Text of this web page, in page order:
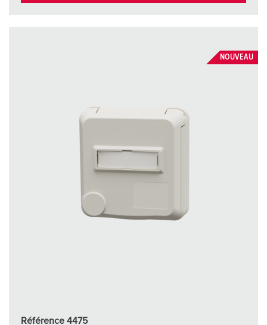
NOUVEAU
Référence 4475